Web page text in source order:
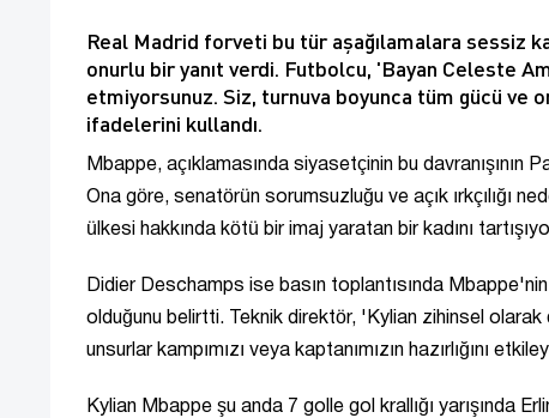
Real Madrid forveti bu tür aşağılamalara sessiz
onurlu bir yanıt verdi. Futbolcu, 'Bayan Celeste
etmiyorsunuz. Siz, turnuva boyunca tüm gücü ve
ifadelerini kullandı.
Mbappe, açıklamasında siyasetçinin bu davranışının
Ona göre, senatörün sorumsuzluğu ve açık ırkçılığı
ülkesi hakkında kötü bir imaj yaratan bir kadını
Didier Deschamps ise basın toplantısında
olduğunu belirtti. Teknik direktör, 'Kylian zihinsel olarak
unsurlar kampımızı veya kaptanımızın hazırlığını
Kylian Mbappe şu anda 7 golle gol krallığı yarışında